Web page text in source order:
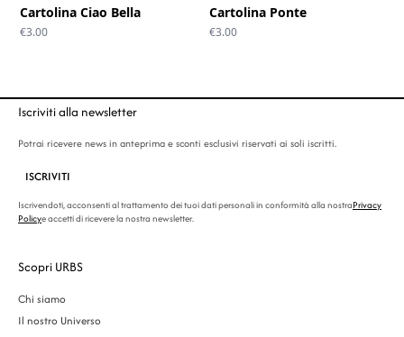
Cartolina Ciao Bella
€3.00
Cartolina Ponte
€3.00
Iscriviti alla newsletter
Potrai ricevere news in anteprima e sconti esclusivi riservati ai soli iscritti.
ISCRIVITI
Iscrivendoti, acconsenti al trattamento dei tuoi dati personali in conformità alla nostraPrivacy
Policye accetti di ricevere la nostra newsletter.
Scopri URBS
Chi siamo
Il nostro Universo